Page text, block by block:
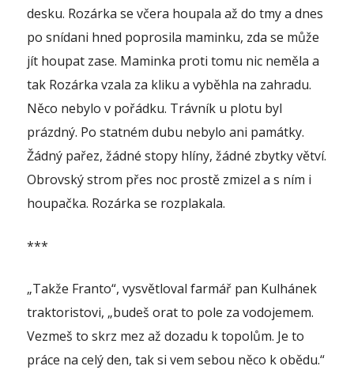
desku. Rozárka se včera houpala až do tmy a dnes
po snídani hned poprosila maminku, zda se může
jít houpat zase. Maminka proti tomu nic neměla a
tak Rozárka vzala za kliku a vyběhla na zahradu.
Něco nebylo v pořádku. Trávník u plotu byl
prázdný. Po statném dubu nebylo ani památky.
Žádný pařez, žádné stopy hlíny, žádné zbytky větví.
Obrovský strom přes noc prostě zmizel a s ním i
houpačka. Rozárka se rozplakala.
***
„Takže Franto“, vysvětloval farmář pan Kulhánek
traktoristovi, „budeš orat to pole za vodojemem.
Vezmeš to skrz mez až dozadu k topolům. Je to
práce na celý den, tak si vem sebou něco k obědu.“